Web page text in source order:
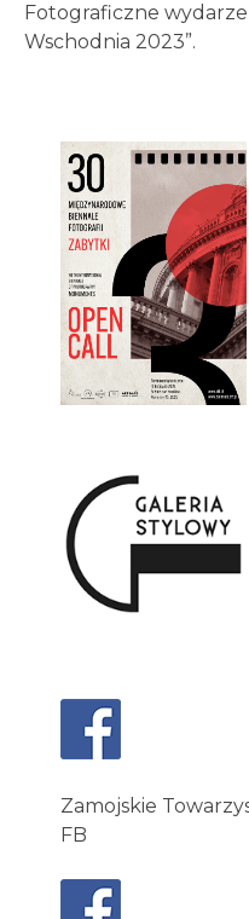
Fotograficzne
Wschodnia 2023”.
Zamojskie
FB